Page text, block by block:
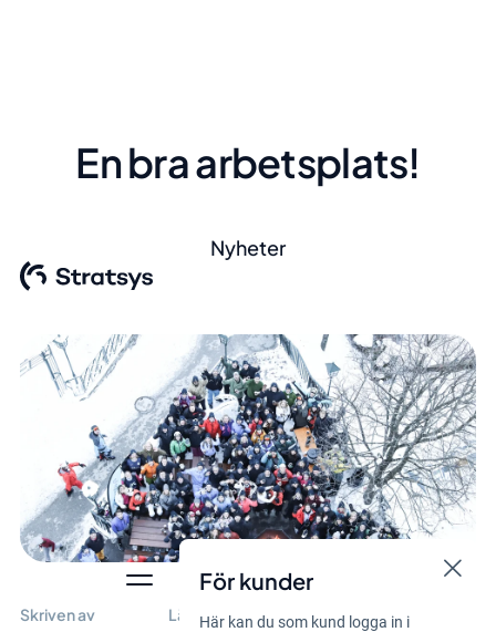
För kunder
Här kan du som kund logga in i
En bra arbetsplats!
Nyheter
Skriven av Lästid